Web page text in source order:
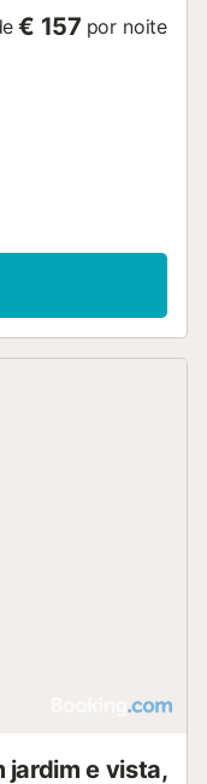
€ 157 por noite
jardim e vista,